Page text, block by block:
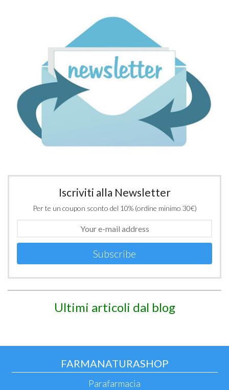
Iscriviti alla Newsletter
Per te un coupon sconto del 10% (ordine minimo 30€)
Subscribe
Ultimi articoli dal blog
FARMANATURASHOP
Parafarmacia